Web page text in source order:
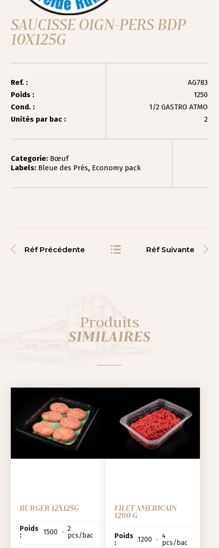
SAUCISSE OIGN-PERS BDP
10X125G
Ref. :
AG783
Poids :
1250
Cond. :
1/2 GASTRO ATMO
Unités par bac :
2
Categorie: Bœuf
Labels: Bleue des Prés, Economy pack
Réf Précédente Réf Suivante
Produits
SIMILAIRES
BURGER 12X125G
Poids
:
1500 • 2
pcs/bac
FILET AMERICAIN
1200 G
Poids
:
1200 • 4
pcs/bac